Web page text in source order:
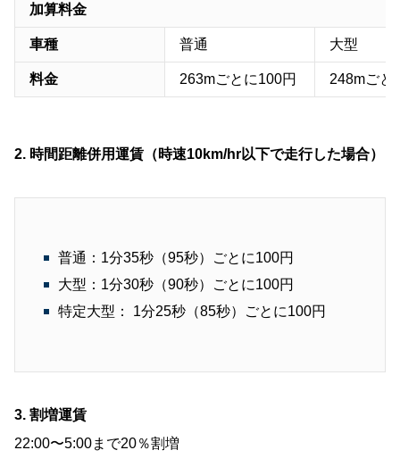
加算料金
車種 普通 大型
料金 263mごとに100円 248mごと
2. 時間距離併用運賃（時速10km/hr以下で走行した場合）
普通：1分35秒（95秒）ごとに100円
大型：1分30秒（90秒）ごとに100円
特定大型： 1分25秒（85秒）ごとに100円
3. 割増運賃
22:00〜5:00まで20％割増